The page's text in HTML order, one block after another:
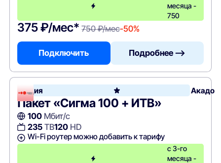
месяца -
750
375 ₽/мес* 750 ₽/мес-50%
Подключить Подробнее —>
Акция Акадо
Пакет «Сигма 100 + ИТВ»
100Мбит/с
235ТВ120HD
Wi-Fi роутер можно добавить к тарифу
с 3-го
месяца -